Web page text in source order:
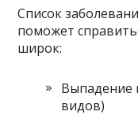
Список
поможет
широк:
Выпадение
видов)